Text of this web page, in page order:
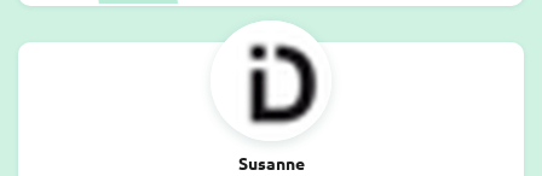
Susanne